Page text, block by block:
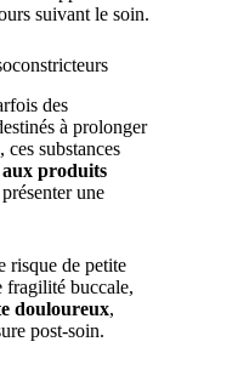
suivant le soin.
des
à prolonger
substances
produits
une
risque de petite
fragilité buccale,
douloureux,
post-soin.